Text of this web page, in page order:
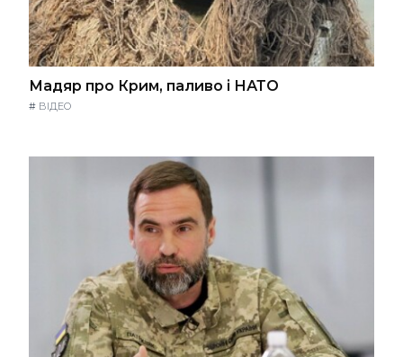
Мадяр про Крим, паливо і НАТО
# ВІДЕО